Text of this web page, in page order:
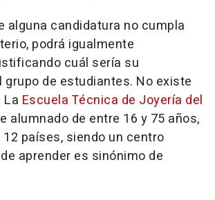
alguna candidatura no cumpla
podrá igualmente
cuál sería su
de estudiantes. No existe
La Escuela Técnica de Joyería del
alumnado de entre 16 y 75 años,
países, siendo un centro
aprender es sinónimo de